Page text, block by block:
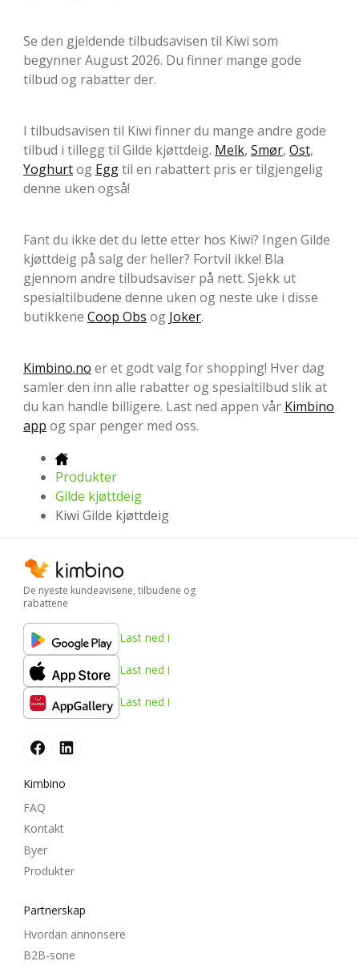
Se den gjeldende tilbudsavisen til Kiwi som
begynner August 2026. Du finner mange gode
tilbud og rabatter der.
I tilbudsavisen til Kiwi finner du mange andre gode
tilbud i tillegg til Gilde kjøttdeig. Melk, Smør, Ost,
Yoghurtog Eggtil en rabattert pris er tilgjengelig
denne uken også!
Fant du ikke det du lette etter hos Kiwi? Ingen Gilde
kjøttdeig på salg der heller? Fortvil ikke! Bla
gjennom andre tilbudsaviser på nett. Sjekk ut
spesialtilbudene denne uken og neste uke i disse
butikkene Coop Obs og Joker.
Kimbino.no er et godt valg for shopping! Hver dag
samler den inn alle rabatter og spesialtilbud slik at
du kan handle billigere. Last ned appen vår Kimbino
app og spar penger med oss.
Produkter
Gilde kjøttdeig
Kiwi Gilde kjøttdeig
De nyeste kundeavisene, tilbudene og
rabattene
Last ned i
Last ned i
Last ned i
Kimbino
FAQ
Kontakt
Byer
Produkter
Partnerskap
Hvordan annonsere
B2B-sone